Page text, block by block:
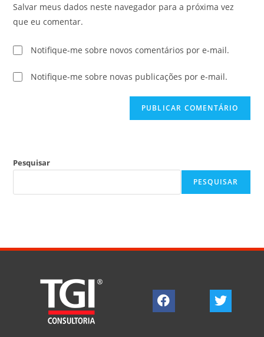
Salvar meus dados neste navegador para a próxima vez
que eu comentar.
Notifique-me sobre novos comentários por e-mail.
Notifique-me sobre novas publicações por e-mail.
Pesquisar
PESQUISAR